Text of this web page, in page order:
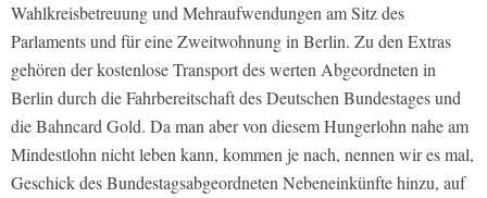
Wahlkreisbetreuung und Mehraufwendungen am Sitz des
Parlaments und für eine Zweitwohnung in Berlin. Zu den Extras
gehören der kostenlose Transport des werten Abgeordneten in
Berlin durch die Fahrbereitschaft des Deutschen Bundestages und
die Bahncard Gold. Da man aber von diesem Hungerlohn nahe am
Mindestlohn nicht leben kann, kommen je nach, nennen wir es mal,
Geschick des Bundestagsabgeordneten Nebeneinkünfte hinzu, auf